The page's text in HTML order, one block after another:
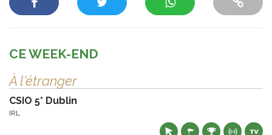
CE WEEK-END
À l'étranger
CSIO 5* Dublin
IRL